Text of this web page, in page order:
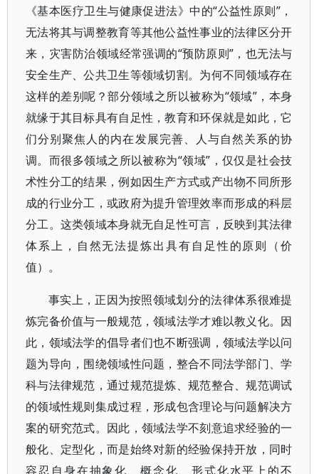
《基本医疗卫生与健康促进法》中的“公益性原则”，
无法将其与调整教育等其他公益性事业的法律区分开
来，灾害防治领域经常强调的“预防原则”，也无法与
安全生产、公共卫生等领域切割。为何不同领域存在
这样的差别呢？部分领域之所以被称为“领域”，本身
就缘于其目标具有自足性，教育和环保就是如此，它
们分别聚焦人的内在发展完善、人与自然关系的协
调。而很多领域之所以被称为“领域”，仅仅是社会技
术性分工的结果，例如因生产方式或产出物不同所形
成的行业分工，或政府为提升管理效率而形成的科层
分工。这类领域本身就无自足性可言，反映到其法律
体系上，自然无法提炼出具有自足性的原则（价
值）。
事实上，正因为按照领域划分的法律体系很难提
炼完备价值与一般规范，领域法学才难以教义化。因
此，领域法学的倡导者们也不断强调，领域法学以问
题为导向，围绕领域性问题，整合不同法学部门、学
科与法律规范，通过规范提炼、规范整合、规范调试
的领域性规则集成过程，形成包含理论与问题解决方
案的研究范式。因此，领域法学不刻意追求经验的一
般化、定型化，而是始终对新的经验保持开放，同时
容忍自身在抽象化、概念化、形式化水平上的不